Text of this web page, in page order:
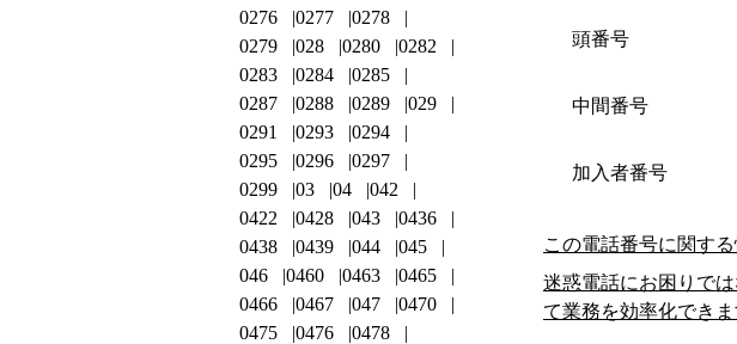
頭番号
中間番号
加入者番号
この電話番号に関す
迷惑電話にお困りで
て業務を効率化できま
0276
0277
0278
0279
028 0280
0282
0283
0284
0285
0287
0288 0289
029
0291
0293
0294
0295
0296
0297
0299
03 04
042
0422
0428 043
0436
0438
0439 044
045
046
0460 0463
0465
0466
0467 047
0470
0475
0476
0478